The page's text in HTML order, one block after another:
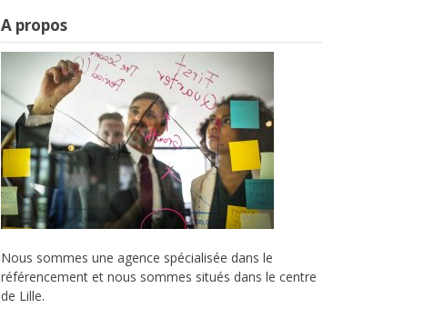
A propos
Nous sommes une agence spécialisée dans le
référencement et nous sommes situés dans le centre
de Lille.